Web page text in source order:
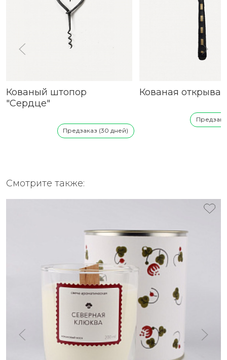
Кованый штопор
"Сердце"
Предзаказ (30 дней)
Кованая
Смотрите также: